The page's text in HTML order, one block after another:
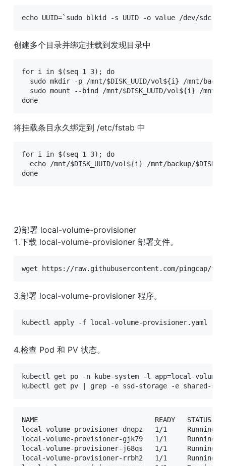
echo UUID=`sudo blkid -s UUID -o value /dev/
创建多个目录并绑定挂载到发现目录中
for i in $(seq 1 3); do
sudo mkdir -p /mnt/$DISK_UUID/vol${i} /mnt/
sudo mount --bind /mnt/$DISK_UUID/vol${i} /mnt/
done
将挂载条目永久绑定到 /etc/fstab 中
for i in $(seq 1 3); do
echo /mnt/$DISK_UUID/vol${i} /mnt/backup/
done
2)部署 local-volume-provisioner
1.下载 local-volume-provisioner 部署文件。
wget https://raw.githubusercontent.com/pingcap/
3.部署 local-volume-provisioner 程序。
kubectl apply -f local-volume-provisioner.yaml
4.检查 Pod 和 PV 状态。
kubectl get po -n kube-system -l app=local-
kubectl get pv | grep -e ssd-storage -e shared-
NAME                             READY   STATUS
local-volume-provisioner-dnqpz   1/1     Running
local-volume-provisioner-gjk79   1/1     Running
local-volume-provisioner-j68qs   1/1     Running
local-volume-provisioner-rrbh2   1/1     Running